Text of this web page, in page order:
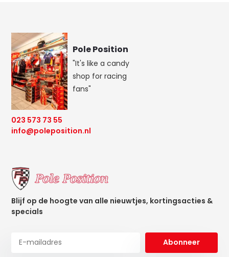
Pole Position
"It's like a candy
shop for racing
fans"
023 573 73 55
info@poleposition.nl
Blijf op de hoogte van alle nieuwtjes, kortingsacties &
specials
Abonneer